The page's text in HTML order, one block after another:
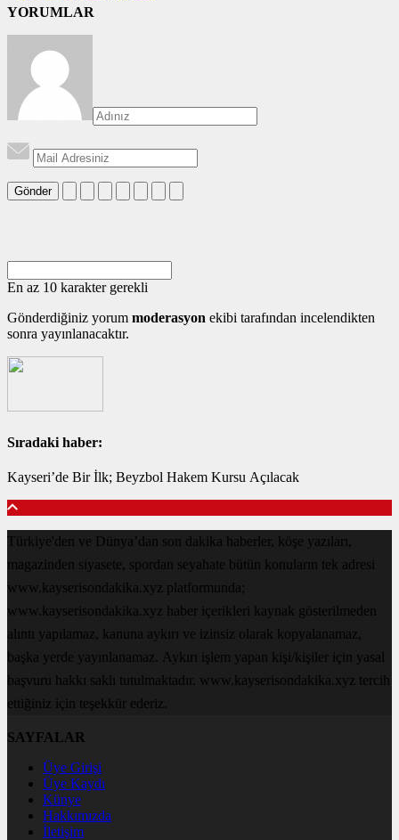
YORUMLAR
Gönder
En az 10 karakter gerekli
Gönderdiğiniz yorum moderasyon ekibi tarafından incelendikten
sonra yayınlanacaktır.
Sıradaki haber:
Kayseri’de Bir İlk; Beyzbol Hakem Kursu Açılacak
Türkiye'den ve Dünya’dan son dakika haberler, köşe yazıları,
magazinden siyasete, spordan seyahate bütün konuların tek adresi
www.kayserisondakika.xyz platformunda;
www.kayserisondakika.xyz haber içerikleri kaynak gösterilmeden
alıntı yapılamaz, kanuna aykırı ve izinsiz olarak kopyalanamaz,
başka yerde yayınlanamaz. Aykırı işlem yapan kişi/kişiler için yasal
başvuru hakkı saklı tutulmaktadır. www.kayserisondakika.xyz tercih
ettiğiniz için teşekkür ederiz.
SAYFALAR
Üye Girişi
Üye Kaydı
Künye
Hakkımızda
İletişim